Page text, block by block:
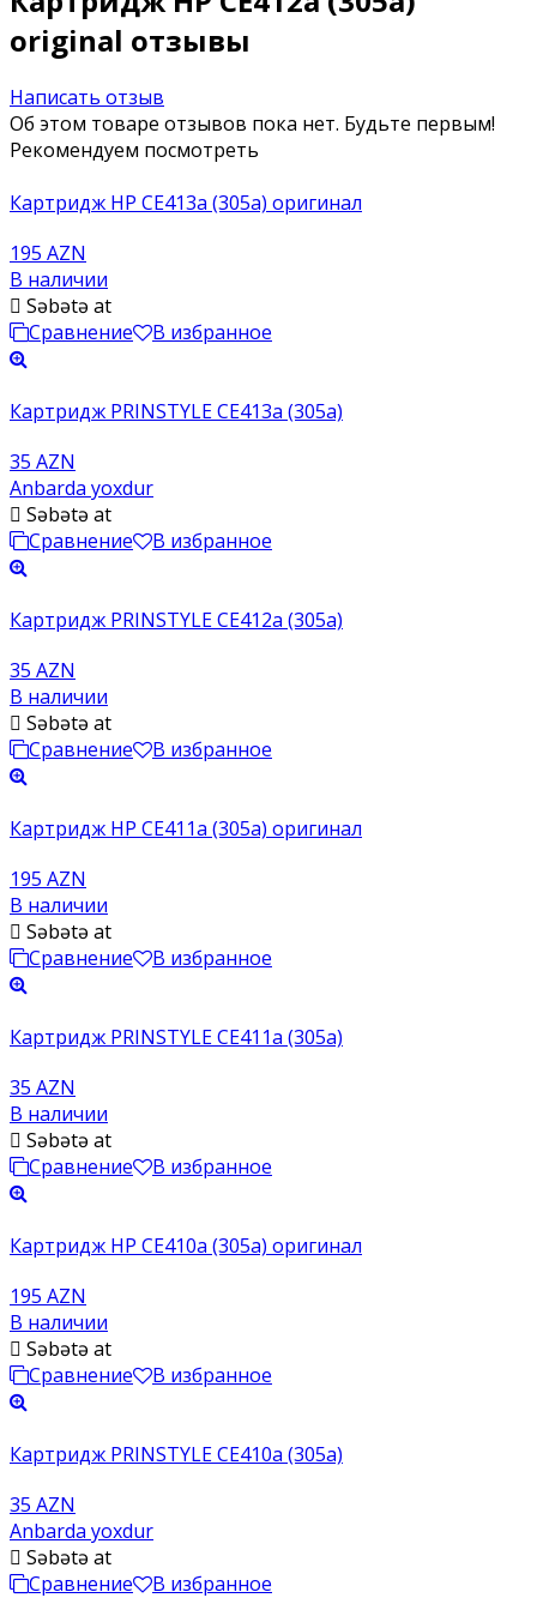
original отзывы
Написать отзыв
Об этом товаре отзывов пока нет. Будьте первым!
Рекомендуем посмотреть
Картридж HP CE413a (305a) оригинал
195 AZN
В наличии
Səbətə at
Сравнение
В избранное
Картридж PRINSTYLE CE413a (305a)
35 AZN
Anbarda yoxdur
Səbətə at
Сравнение
В избранное
Картридж PRINSTYLE CE412a (305a)
35 AZN
В наличии
Səbətə at
Сравнение
В избранное
Картридж HP CE411a (305a) оригинал
195 AZN
В наличии
Səbətə at
Сравнение
В избранное
Картридж PRINSTYLE CE411a (305a)
35 AZN
В наличии
Səbətə at
Сравнение
В избранное
Картридж HP CE410a (305a) оригинал
195 AZN
В наличии
Səbətə at
Сравнение
В избранное
Картридж PRINSTYLE CE410a (305a)
35 AZN
Anbarda yoxdur
Səbətə at
Сравнение
В избранное